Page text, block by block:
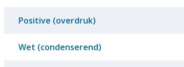
Positive (overdruk)
Wet (condenserend)